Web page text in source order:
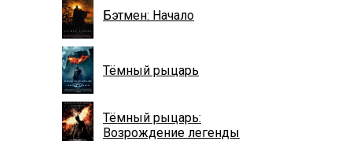
Бэтмен: Начало
Тёмный рыцарь
Тёмный рыцарь:
Возрождение легенды